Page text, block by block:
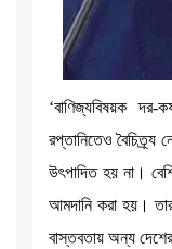
‘বাণিজ্যবিষয়ক
রপ্তানিতেও বৈচিত্র্য
উৎপাদিত হয় না।
আমদানি করা হয়।
বাস্তবতায় অন্য